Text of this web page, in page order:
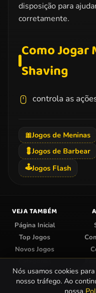
disposição para
corretamente.
Como Jogar
Shaving
controla as
🎀Jogos de Meninas
💈Jogos de Barbear
🕹️Jogos Flash
VEJA TAMBÉM
Página Inicial
Top Jogos
Novos Jogos
Categorias
Centro
Nós usamos cookies
nosso tráfego. Ao
nossa